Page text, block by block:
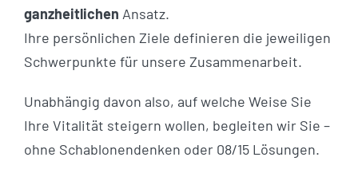
ganzheitlichen Ansatz.
Ihre persönlichen Ziele definieren die jeweiligen
Schwerpunkte für unsere Zusammenarbeit.
Unabhängig davon also, auf welche Weise Sie
Ihre Vitalität steigern wollen, begleiten wir Sie –
ohne Schablonendenken oder 08/15 Lösungen.